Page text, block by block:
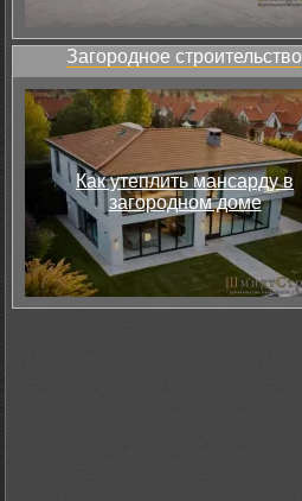
Загородное строительство
Как утеплить мансарду в
загородном доме